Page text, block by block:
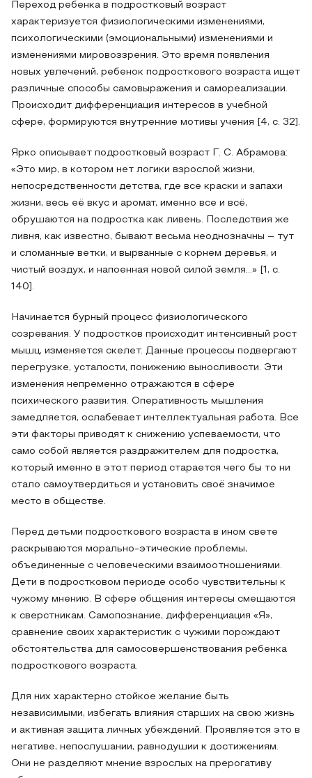
Переход ребенка в подростковый возраст
характеризуется физиологическими изменениями,
психологическими (эмоциональными) изменениями и
изменениями мировоззрения. Это время появления
новых увлечений, ребенок подросткового возраста ищет
различные способы самовыражения и самореализации.
Происходит дифференциация интересов в учебной
сфере, формируются внутренние мотивы учения [4, с. 32].
Ярко описывает подростковый возраст Г. С. Абрамова:
«Это мир, в котором нет логики взрослой жизни,
непосредственности детства, где все краски и запахи
жизни, весь её вкус и аромат, именно все и всё,
обрушаются на подростка как ливень. Последствия же
ливня, как известно, бывают весьма неоднозначны – тут
и сломанные ветки, и вырванные с корнем деревья, и
чистый воздух, и напоенная новой силой земля…» [1, с.
140].
Начинается бурный процесс физиологического
созревания. У подростков происходит интенсивный рост
мышц, изменяется скелет. Данные процессы подвергают
перегрузке, усталости, понижению выносливости. Эти
изменения непременно отражаются в сфере
психического развития. Оперативность мышления
замедляется, ослабевает интеллектуальная работа. Все
эти факторы приводят к снижению успеваемости, что
само собой является раздражителем для подростка,
который именно в этот период старается чего бы то ни
стало самоутвердиться и установить своё значимое
место в обществе.
Перед детьми подросткового возраста в ином свете
раскрываются морально-этические проблемы,
объединенные с человеческими взаимоотношениями.
Дети в подростковом периоде особо чувствительны к
чужому мнению. В сфере общения интересы смещаются
к сверстникам. Самопознание, дифференциация «Я»,
сравнение своих характеристик с чужими порождают
обстоятельства для самосовершенствования ребенка
подросткового возраста.
Для них характерно стойкое желание быть
независимыми, избегать влияния старших на свою жизнь
и активная защита личных убеждений. Проявляется это в
негативе, непослушании, равнодушии к достижениям.
Они не разделяют мнение взрослых на прерогативу